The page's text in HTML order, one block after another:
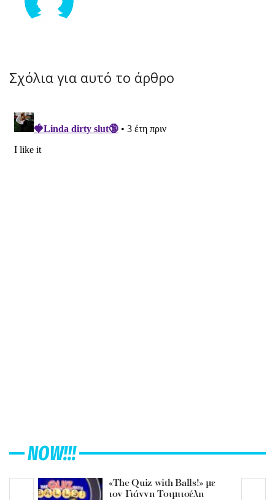
Σχόλια για αυτό το άρθρο
NOW!!!
«The Quiz with Balls!» με
τον Γιάννη Τσιμιτσέλη